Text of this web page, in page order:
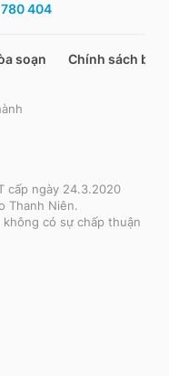
404
soạn Chính sách bảo
cấp ngày 24.3.2020
Thanh Niên.
có sự chấp thuận